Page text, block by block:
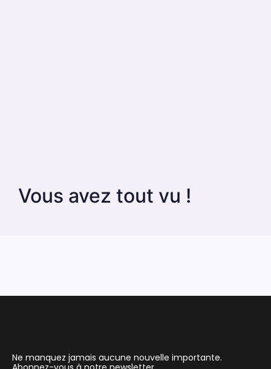
Vous avez tout vu !
Ne manquez jamais aucune nouvelle importante.